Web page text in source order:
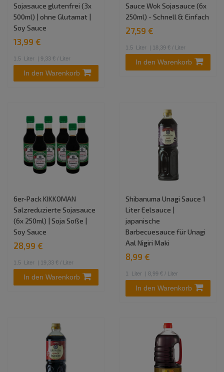
Sojasauce glutenfrei (3x
500ml) | ohne Glutamat |
Soy Sauce
13,99 €
1.5 Liter | 9,33 € / Liter
In den Warenkorb
Sauce Wok Sojasauce (6x
250ml) - Schnell & Einfach
27,59 €
1.5 Liter | 18,39 € / Liter
In den Warenkorb
6er-Pack KIKKOMAN
Salzreduzierte Sojasauce
(6x 250ml) | Soja Soße |
Soy Sauce
28,99 €
1.5 Liter | 19,33 € / Liter
In den Warenkorb
Shibanuma Unagi Sauce 1
Liter Eelsauce |
japanische
Barbecuesauce für Unagi
Aal Nigiri Maki
8,99 €
1 Liter | 8,99 € / Liter
In den Warenkorb